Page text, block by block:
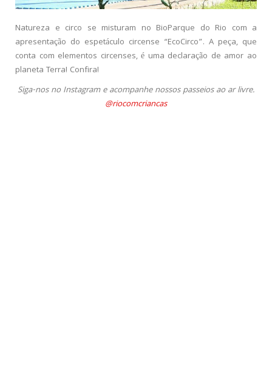
Natureza e circo se misturam no BioParque do Rio com a
apresentação do espetáculo circense “EcoCirco”. A peça, que
conta com elementos circenses, é uma declaração de amor ao
planeta Terra! Confira!
Siga-nos no Instagram e acompanhe nossos passeios ao ar livre.
@riocomcriancas